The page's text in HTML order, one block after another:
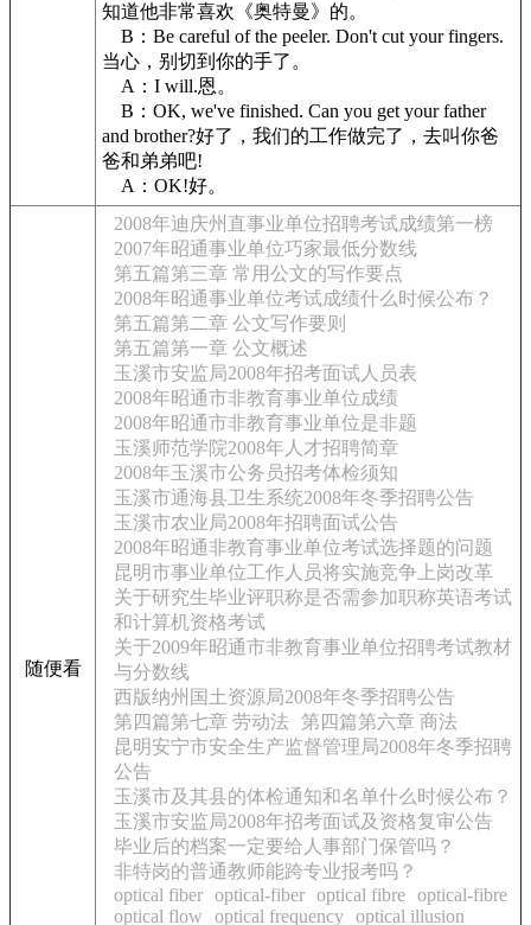
知道他非常喜欢《奥特曼》的。
B：Be careful of the peeler. Don't cut your fingers.
当心，别切到你的手了。
A：I will.恩。
B：OK, we've finished. Can you get your father
and brother?好了，我们的工作做完了，去叫你爸
爸和弟弟吧!
A：OK!好。
随便看
2008年迪庆州直事业单位招聘考试成绩第一榜
2007年昭通事业单位巧家最低分数线
第五篇第三章 常用公文的写作要点
2008年昭通事业单位考试成绩什么时候公布？
第五篇第二章 公文写作要则
第五篇第一章 公文概述
玉溪市安监局2008年招考面试人员表
2008年昭通市非教育事业单位成绩
2008年昭通市非教育事业单位是非题
玉溪师范学院2008年人才招聘简章
2008年玉溪市公务员招考体检须知
玉溪市通海县卫生系统2008年冬季招聘公告
玉溪市农业局2008年招聘面试公告
2008年昭通非教育事业单位考试选择题的问题
昆明市事业单位工作人员将实施竞争上岗改革
关于研究生毕业评职称是否需参加职称英语考试
和计算机资格考试
关于2009年昭通市非教育事业单位招聘考试教材
与分数线
西版纳州国土资源局2008年冬季招聘公告
第四篇第七章 劳动法 第四篇第六章 商法
昆明安宁市安全生产监督管理局2008年冬季招聘
公告
玉溪市及其县的体检通知和名单什么时候公布？
玉溪市安监局2008年招考面试及资格复审公告
毕业后的档案一定要给人事部门保管吗？
非特岗的普通教师能跨专业报考吗？
optical fiber optical-fiber optical fibre optical-fibre
optical flow
optical frequency optical illusion